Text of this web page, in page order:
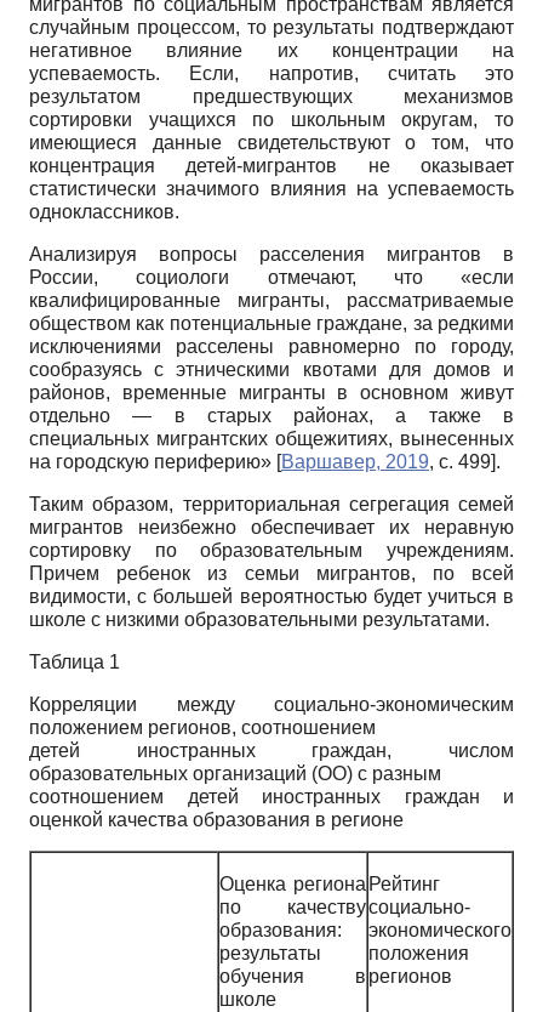
мигрантов по социальным пространствам является
случайным процессом, то результаты подтверждают
негативное влияние их концентрации на
успеваемость. Если, напротив, считать это
результатом предшествующих механизмов
сортировки учащихся по школьным округам, то
имеющиеся данные свидетельствуют о том, что
концентрация детей-мигрантов не оказывает
статистически значимого влияния на успеваемость
одноклассников.
Анализируя вопросы расселения мигрантов в
России, социологи отмечают, что «если
квалифицированные мигранты, рассматриваемые
обществом как потенциальные граждане, за редкими
исключениями расселены равномерно по городу,
сообразуясь с этническими квотами для домов и
районов, временные мигранты в основном живут
отдельно — в старых районах, а также в
специальных мигрантских общежитиях, вынесенных
на городскую периферию» [Варшавер, 2019, с. 499].
Таким образом, территориальная сегрегация семей
мигрантов неизбежно обеспечивает их неравную
сортировку по образовательным учреждениям.
Причем ребенок из семьи мигрантов, по всей
видимости, с большей вероятностью будет учиться в
школе с низкими образовательными результатами.
Таблица 1
Корреляции между социально-экономическим
положением регионов, соотношением
детей иностранных граждан, числом
образовательных организаций (ОО) с разным
соотношением детей иностранных граждан и
оценкой качества образования в регионе
Оценка региона
по качеству
образования:
результаты
обучения в
школе
Рейтинг
социально-
экономического
положения
регионов